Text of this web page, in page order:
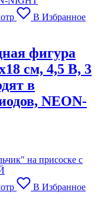
В Избранное
фигура
см, 4,5 В, 3
в
NEON-
В Избранное